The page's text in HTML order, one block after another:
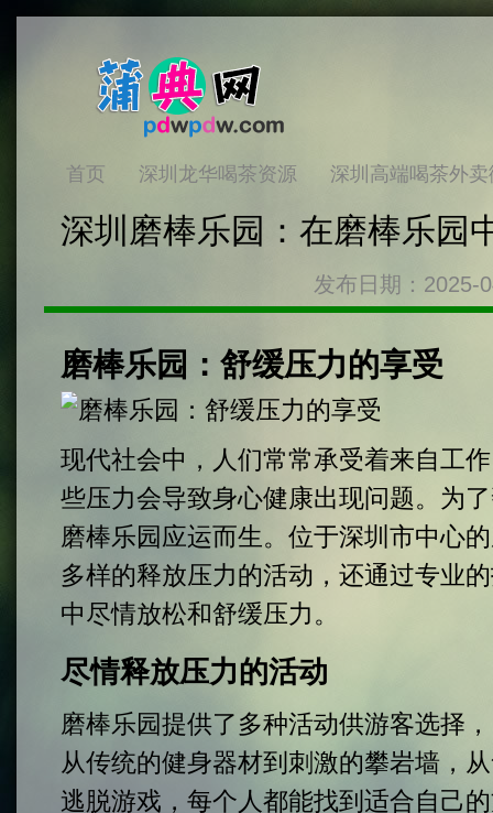
首页 深圳龙华喝茶资源 深圳高端喝茶外卖
深圳磨棒乐园：在磨棒乐园
发布日期：
磨棒乐园：舒缓压力的享受
现代社会中，人们常常承受着来自工
些压力会导致身心健康出现问题。为
磨棒乐园应运而生。位于深圳市中心
多样的释放压力的活动，还通过专业
中尽情放松和舒缓压力。
尽情释放压力的活动
磨棒乐园提供了多种活动供游客选择
从传统的健身器材到刺激的攀岩墙，
逃脱游戏，每个人都能找到适合自己